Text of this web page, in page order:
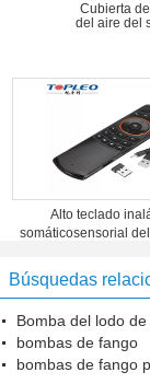
Cubierta
del aire del
Alto teclado
somáticosensorial
Axis del diseño
Búsquedas
Bomba del lodo
bombas de fango
bombas de fango